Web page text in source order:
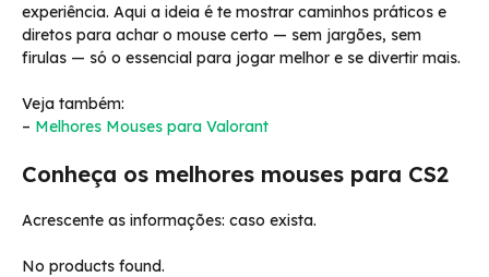
experiência. Aqui a ideia é te mostrar caminhos práticos e
diretos para achar o mouse certo — sem jargões, sem
firulas — só o essencial para jogar melhor e se divertir mais.
Veja também:
– Melhores Mouses para Valorant
Conheça os melhores mouses para CS2
Acrescente as informações: caso exista.
No products found.